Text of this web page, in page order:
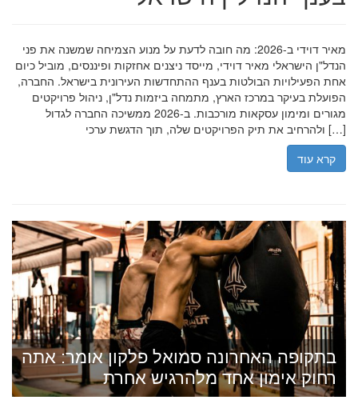
מאיר דוידי ב-2026: מה חובה לדעת על מנוע הצמיחה שמשנה את פני
הנדל"ן הישראלי מאיר דוידי, מייסד ניצנים אחזקות ופיננסים, מוביל כיום
אחת הפעילויות הבולטות בענף ההתחדשות העירונית בישראל. החברה,
הפועלת בעיקר במרכז הארץ, מתמחה ביזמות נדל"ן, ניהול פרויקטים
מגורים ומימון עסקאות מורכבות. ב-2026 ממשיכה החברה לגדול
ולהרחיב את תיק הפרויקטים שלה, תוך הדגשת ערכי […]
קרא עוד
בתקופה האחרונה סמואל פלקון אומר: אתה
רחוק אימון אחד מלהרגיש אחרת